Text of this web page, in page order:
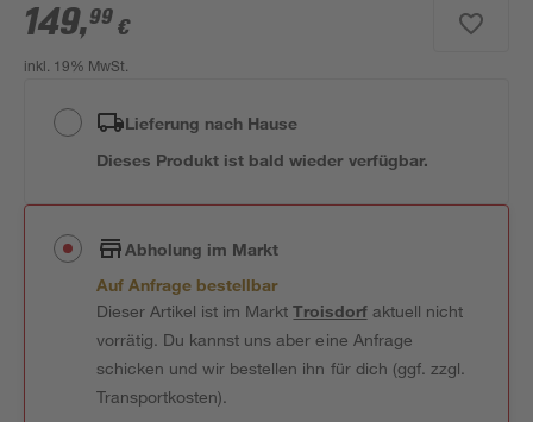
149,99 €
inkl. 19% MwSt.
Lieferung nach Hause
Dieses Produkt ist bald wieder verfügbar.
Abholung im Markt
Auf Anfrage bestellbar
Dieser Artikel ist im MarktTroisdorfaktuell nicht
vorrätig. Du kannst uns aber eine Anfrage
schicken und wir bestellen ihn für dich (ggf. zzgl.
Transportkosten).